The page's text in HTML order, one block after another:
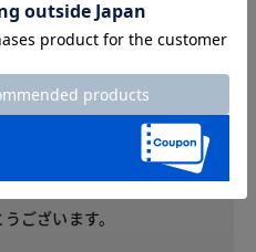
のですが、完売で無くて。
。
すけど。
ぎますけど、普段着になら許
コメント
ございます。